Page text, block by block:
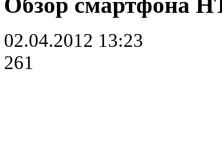
Обзор смартфона
02.04.2012 13:23
261